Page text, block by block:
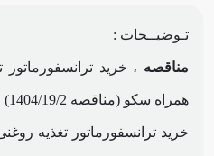
تـوضیــحات :
مناقصه
همراه سکو (مناقصه 1404/19/2)